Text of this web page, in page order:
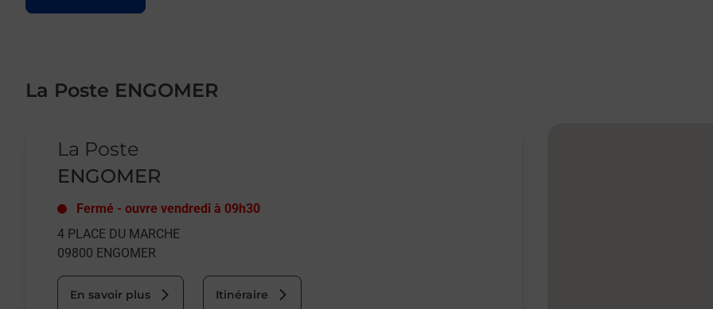
La Poste ENGOMER
La Poste
ENGOMER
Fermé - ouvre vendredi à 09h30
4 PLACE DU MARCHE
09800 ENGOMER
En savoir plus Itinéraire